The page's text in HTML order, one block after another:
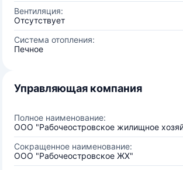
Вентиляция:
Отсутствует
Система отопления:
Печное
Управляющая компания
Полное наименование:
ООО "Рабочеостровское жилищное
Сокращенное наименование:
ООО "Рабочеостровское ЖХ"